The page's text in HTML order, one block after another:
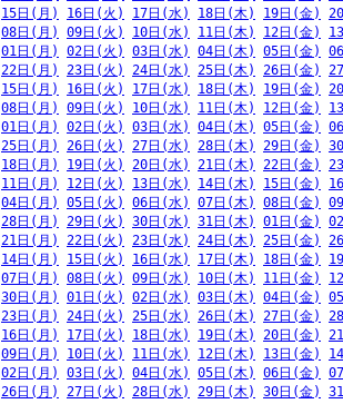
15日(月) 16日(火) 17日(水) 18日(木) 19日(金)
08日(月) 09日(火) 10日(水) 11日(木) 12日(金)
01日(月) 02日(火) 03日(水) 04日(木) 05日(金)
22日(月) 23日(火) 24日(水) 25日(木) 26日(金)
15日(月) 16日(火) 17日(水) 18日(木) 19日(金)
08日(月) 09日(火) 10日(水) 11日(木) 12日(金)
01日(月) 02日(火) 03日(水) 04日(木) 05日(金)
25日(月) 26日(火) 27日(水) 28日(木) 29日(金)
18日(月) 19日(火) 20日(水) 21日(木) 22日(金)
11日(月) 12日(火) 13日(水) 14日(木) 15日(金)
04日(月) 05日(火) 06日(水) 07日(木) 08日(金)
28日(月) 29日(火) 30日(水) 31日(木) 01日(金)
21日(月) 22日(火) 23日(水) 24日(木) 25日(金)
14日(月) 15日(火) 16日(水) 17日(木) 18日(金)
07日(月) 08日(火) 09日(水) 10日(木) 11日(金)
30日(月) 01日(火) 02日(水) 03日(木) 04日(金)
23日(月) 24日(火) 25日(水) 26日(木) 27日(金)
16日(月) 17日(火) 18日(水) 19日(木) 20日(金)
09日(月) 10日(火) 11日(水) 12日(木) 13日(金)
02日(月) 03日(火) 04日(水) 05日(木) 06日(金)
26日(月) 27日(火) 28日(水) 29日(木) 30日(金)